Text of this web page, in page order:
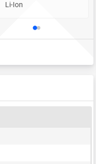
Li-Ion